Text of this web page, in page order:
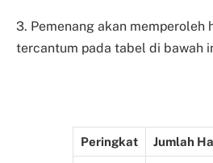
3. Pemenang akan memperoleh
tercantum pada tabel di bawah
Peringkat Jumlah